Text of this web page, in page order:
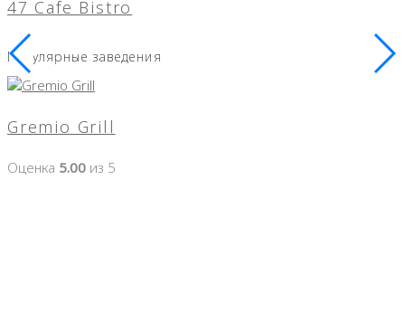
47 Cafe Bistro
Популярные заведения
Gremio Grill
Оценка 5.00 из 5